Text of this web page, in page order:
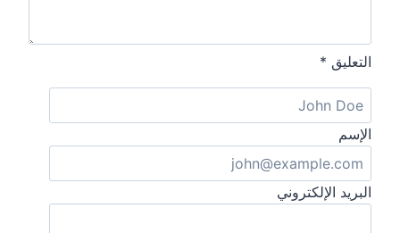
التعليق *
الإسم
البريد الإلكتروني